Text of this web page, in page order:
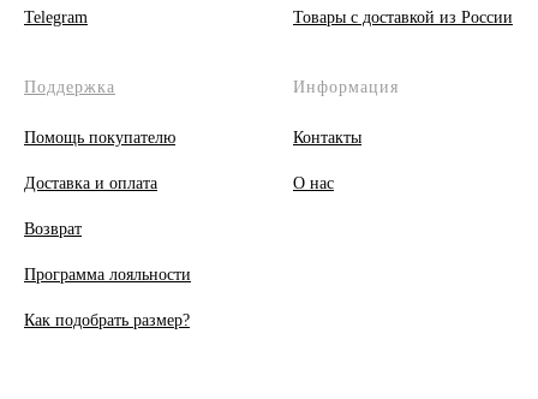
Telegram Товары с доставкой из России
Поддержка
Помощь покупателю
Доставка и оплата
Возврат
Программа лояльности
Как подобрать размер?
Информация
Контакты
О нас